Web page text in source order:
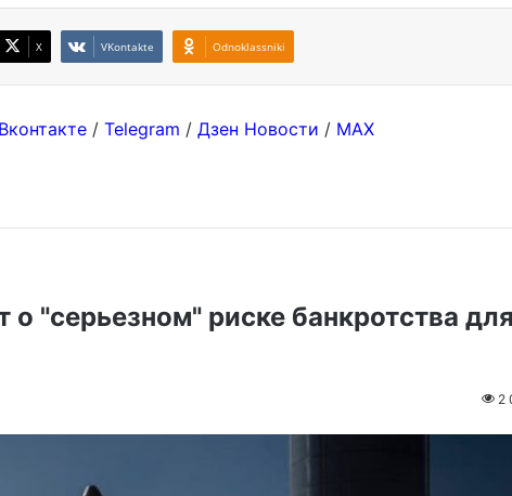
X VKontakte Odnoklassniki
Вконтакте/ Telegram / Дзен Новости / MAX